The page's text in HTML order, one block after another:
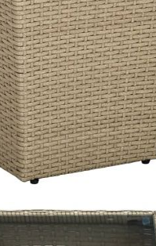
Подложки за фитнес уреди
Лостове за набиране
Силови кули
Йога и пилатес